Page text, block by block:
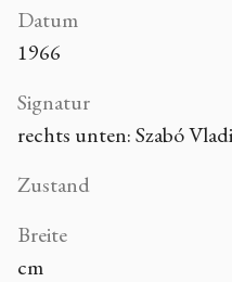
Datum
1966
Signatur
rechts unten: Szabó
Zustand
Breite
cm